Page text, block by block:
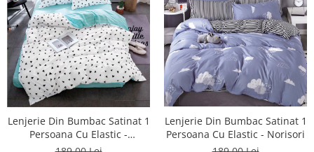
Lenjerie Din Bumbac Satinat 1
Persoana Cu Elastic -
Triunghiuri Mici Negre
Lenjerie Din Bumbac Satinat 1
Persoana Cu Elastic - Norisori